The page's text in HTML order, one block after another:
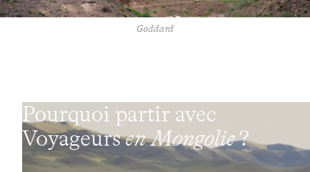
Goddard
Pourquoi partir avec
Voyageursen Mongolie?